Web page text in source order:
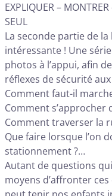
EXPLIQUER –
SEUL
La seconde partie de
intéressante ! Une
photos à l’appui, afin
réflexes de sécurité
Comment faut-il
Comment s’approcher
Comment traverser la
Que faire lorsque l’on
stationnement ?…
Autant de questions
moyens d’affronter